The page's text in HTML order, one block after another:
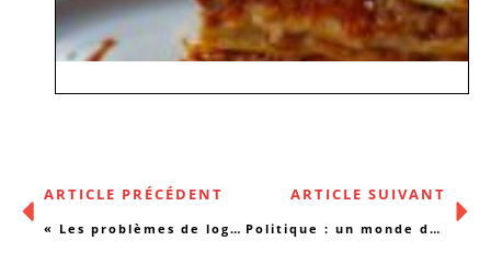
ARTICLE PRÉCÉDENT
« Les problèmes de logement touchent en particulier les femmes »
ARTICLE SUIVANT
Politique : un monde déconnecté ?